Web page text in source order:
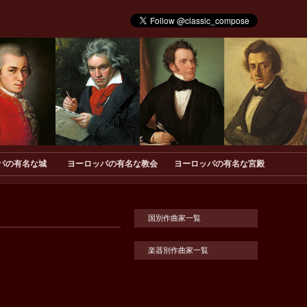
の有名な城 ヨーロッパの有名な教会 ヨーロッパの有名な宮殿
国別作曲家一覧
楽器別作曲家一覧